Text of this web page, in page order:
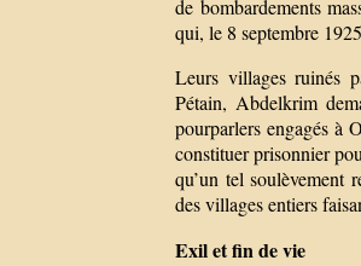
de bombardements
qui, le 8 septembre
Leurs villages ruinés
Pétain, Abdelkrim
pourparlers engagés à
constituer prisonnier
qu’un tel soulèvement
des villages entiers
Exil et fin de vie